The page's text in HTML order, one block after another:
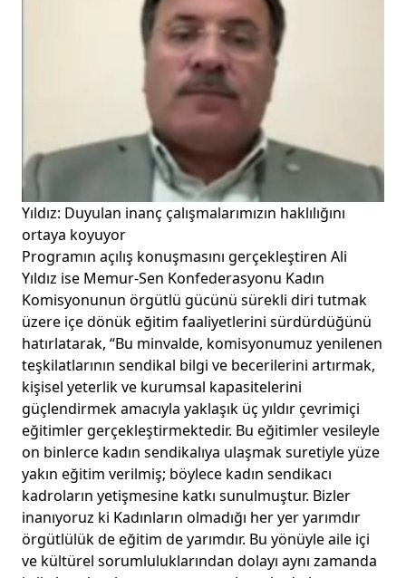
Yıldız: Duyulan inanç çalışmalarımızın haklılığını
ortaya koyuyor
Programın açılış konuşmasını gerçekleştiren Ali
Yıldız ise Memur-Sen Konfederasyonu Kadın
Komisyonunun örgütlü gücünü sürekli diri tutmak
üzere içe dönük eğitim faaliyetlerini sürdürdüğünü
hatırlatarak, “Bu minvalde, komisyonumuz yenilenen
teşkilatlarının sendikal bilgi ve becerilerini artırmak,
kişisel yeterlik ve kurumsal kapasitelerini
güçlendirmek amacıyla yaklaşık üç yıldır çevrimiçi
eğitimler gerçekleştirmektedir. Bu eğitimler vesileyle
on binlerce kadın sendikalıya ulaşmak suretiyle yüze
yakın eğitim verilmiş; böylece kadın sendikacı
kadroların yetişmesine katkı sunulmuştur. Bizler
inanıyoruz ki Kadınların olmadığı her yer yarımdır
örgütlülük de eğitim de yarımdır. Bu yönüyle aile içi
ve kültürel sorumluluklarından dolayı aynı zamanda